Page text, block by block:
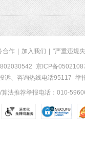
合作 加入我们 "严重违规
京ICP备
诉、咨询热线电话95117 举
法推荐举报电话：010-